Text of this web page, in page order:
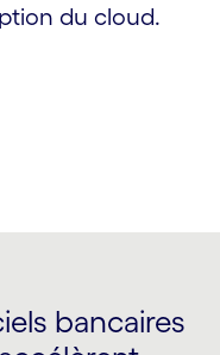
du cloud.
bancaires